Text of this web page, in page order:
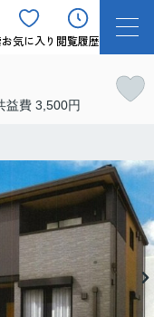
お気に入り 閲覧履歴
益費 3,500円